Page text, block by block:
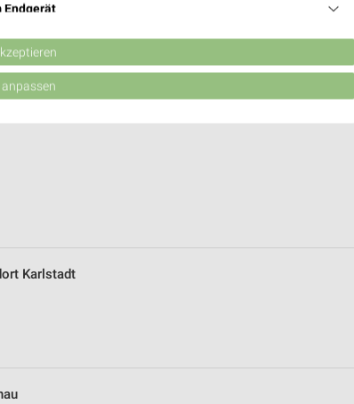
Karlstadt
Endgerät
von Daten aus verschiedenen
anpassen